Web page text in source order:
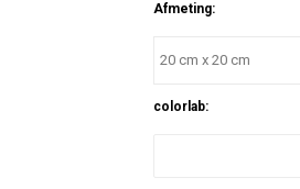
Afmeting:
20 cm x 20 cm
colorlab: